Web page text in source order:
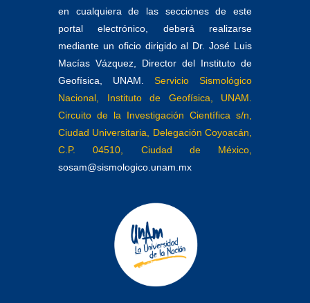
en cualquiera de las secciones de este
portal electrónico, deberá realizarse
mediante un oficio dirigido al Dr. José Luis
Macías Vázquez, Director del Instituto de
Geofísica, UNAM.
Servicio Sismológico
Nacional, Instituto de Geofísica, UNAM.
Circuito de la Investigación Científica s/n,
Ciudad Universitaria, Delegación Coyoacán,
C.P. 04510, Ciudad de México,
sosam@sismologico.unam.mx